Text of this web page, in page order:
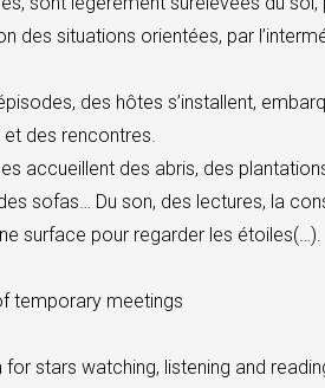
des situations orientées, par
des hôtes s’installent,
des rencontres.
accueillent des abris, des
sofas… Du son, des lectures, la
surface pour regarder les étoiles(…).
temporary meetings
stars watching, listening and